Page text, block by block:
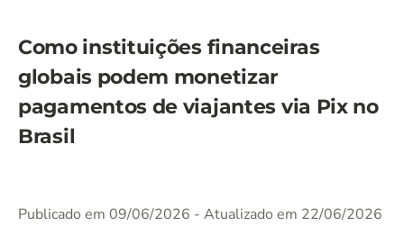
Como instituições financeiras
globais podem monetizar
pagamentos de viajantes via Pix no
Brasil
Publicado em 09/06/2026 - Atualizado em 22/06/2026